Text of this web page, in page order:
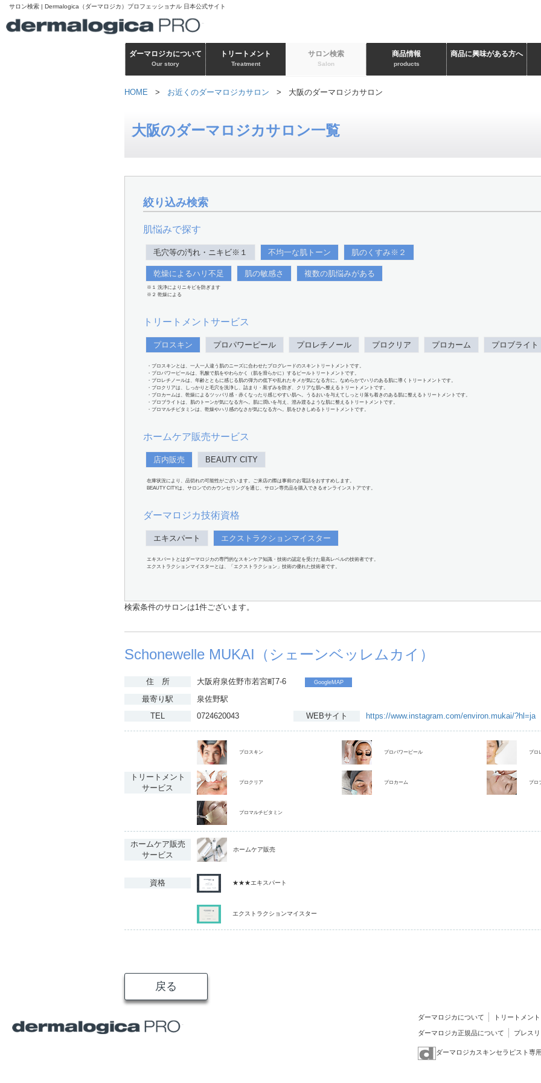
サロン検索 | Dermalogica（ダーマロジカ）プロフェッショナル 日本公式サイト
ダーマロジカについて
Our story
トリートメント
Treatment
サロン検索
Salon
商品情報
products
商品に興味がある方へ
HOME > お近くのダーマロジカサロン > 大阪のダーマロジカサロン
大阪のダーマロジカサロン一覧
絞り込み検索
肌悩みで探す
毛穴等の汚れ・ニキビ※１ 不均一な肌トーン 肌のくすみ※２
乾燥によるハリ不足 肌の敏感さ 複数の肌悩みがある
※１ 洗浄によりニキビを防ぎます
※２ 乾燥による
トリートメントサービス
プロスキン プロパワーピール プロレチノール プロクリア プロカーム プロブライト
・プロスキンとは、一人一人違う肌のニーズに合わせたプログレードのスキントリートメントです。
・プロパワーピールは、乳酸で肌をやわらかく（肌を滑らかに）するピールトリートメントです。
・プロレチノールは、年齢とともに感じる肌の弾力の低下や乱れたキメが気になる方に。なめらかでハリのある肌に導くトリートメントです。
・プロクリアは、しっかりと毛穴を洗浄し、詰まり・黒ずみを防ぎ、クリアな肌へ整えるトリートメントです。
・プロカームは、乾燥によるツッパリ感・赤くなったり感じやすい肌へ。うるおいを与えてしっとり落ち着きのある肌に整えるトリートメントです。
・プロブライトは、肌のトーンが気になる方へ。肌に潤いを与え、澄み渡るような肌に整えるトリートメントです。
・プロマルチビタミンは、乾燥やハリ感のなさが気になる方へ。肌をひきしめるトリートメントです。
ホームケア販売サービス
店内販売 BEAUTY CITY
在庫状況により、品切れの可能性がございます。ご来店の際は事前のお電話をおすすめします。
BEAUTY CITYは、サロンでのカウンセリングを通じ、サロン専売品を購入できるオンラインストアです。
ダーマロジカ技術資格
エキスパート エクストラクションマイスター
エキスパートとはダーマロジカの専門的なスキンケア知識・技術の認定を受けた最高レベルの技術者です。
エクストラクションマイスターとは、「エクストラクション」技術の優れた技術者です。
検索条件のサロンは1件ございます。
Schonewelle MUKAI（シェーンベッレムカイ）
住 所 大阪府泉佐野市若宮町7-6 GoogleMAP
最寄り駅
泉佐野駅
TEL
0724620043 WEBサイト https://www.instagram.com/environ.mukai/?hl=ja
トリートメント
サービス
プロスキン プロパワーピール プロ
プロクリア プロカーム プロ
プロマルチビタミン
ホームケア販売
サービス
ホームケア販売
資格 ★★★エキスパート
エクストラクションマイスター
戻る
ダーマロジカについて トリートメント
ダーマロジカ正規品について プレス
ダーマロジカスキンセラピスト専